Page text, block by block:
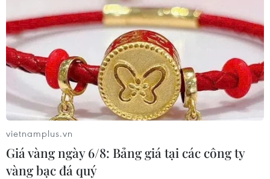
khu vực phun khử khuẩn hàng hóa xuất khẩu.
vietnamplus.vn
Giá vàng ngày 6/8: Bảng giá tại các công ty
vàng bạc đá quý